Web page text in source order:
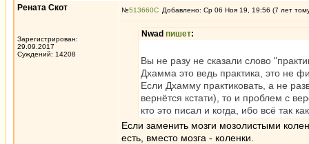
Рената Скот
Зарегистрирован:
29.09.2017
Суждений: 14208
№513660 Добавлено: Ср 06 Ноя 19, 19:56 (7 лет
Nwad пишет:
Вы не разу не сказали слово
Дхамма это ведь практика, это
Если Дхамму практиковать, а не
вернётся кстати), то и проблем с
кто это писал и когда, ибо всё так
Если заменить мозги мозолистыми
есть, вместо мозга - коленки.